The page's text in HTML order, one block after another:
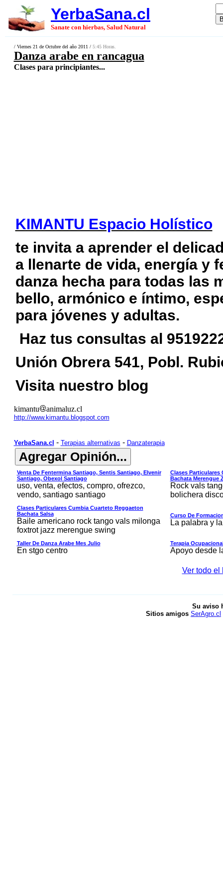
YerbaSana.cl
Sanate con hierbas, Salud Natural
/ Viernes 21 de Octubre del año 2011 / 5:45 Horas.
Danza arabe en rancagua
Clases para principiantes...
KIMANTU Espacio Holístico
te invita a aprender el
a llenarte de vida, energía y
danza hecha para todas las
bello, armónico e íntimo,
para jóvenes y adultas.
Haz tus consultas al
Unión Obrera 541, Pobl.
Visita nuestro blog
kimantu animaluz.cl
http://www.kimantu.blogspot.com
YerbaSana.cl - Terapias alternativas - Danzaterapia
Venta De Fentermina Santiago, Sentis Santiago, Elvenir
Santiago, Obexol Santiago
uso, venta, efectos, compro, ofrezco,
vendo, santiago santiago
Clases Particulares
Bachata Merengue
Rock vals
bolichera
Clases Particulares Cumbia Cuarteto Reggaeton
Bachata Salsa
Baile americano rock tango vals milonga
foxtrot jazz merengue swing
Curso De
La palabra y
Taller De Danza Arabe Mes Julio
En stgo centro
Terapia
Apoyo desde
Ver todo el
Su aviso
Sitios amigos SerAgro.cl